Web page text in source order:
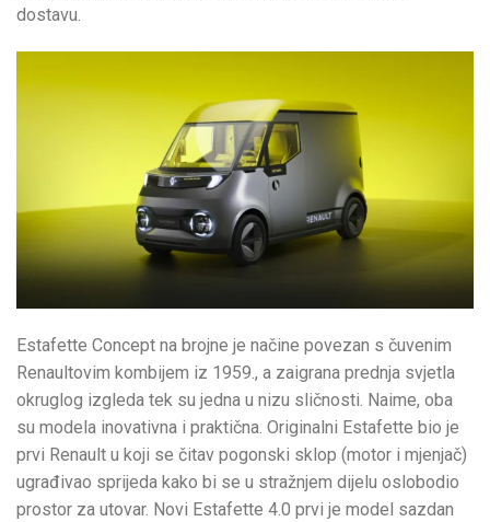
dostavu.
Estafette Concept na brojne je načine povezan s čuvenim
Renaultovim kombijem iz 1959., a zaigrana prednja svjetla
okruglog izgleda tek su jedna u nizu sličnosti. Naime, oba
su modela inovativna i praktična. Originalni Estafette bio je
prvi Renault u koji se čitav pogonski sklop (motor i mjenjač)
ugrađivao sprijeda kako bi se u stražnjem dijelu oslobodio
prostor za utovar. Novi Estafette 4.0 prvi je model sazdan